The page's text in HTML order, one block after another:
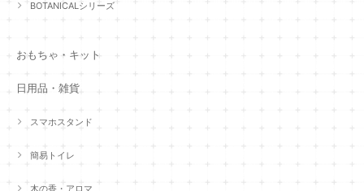
BOTANICALシリーズ
おもちゃ・キット
日用品・雑貨
スマホスタンド
簡易トイレ